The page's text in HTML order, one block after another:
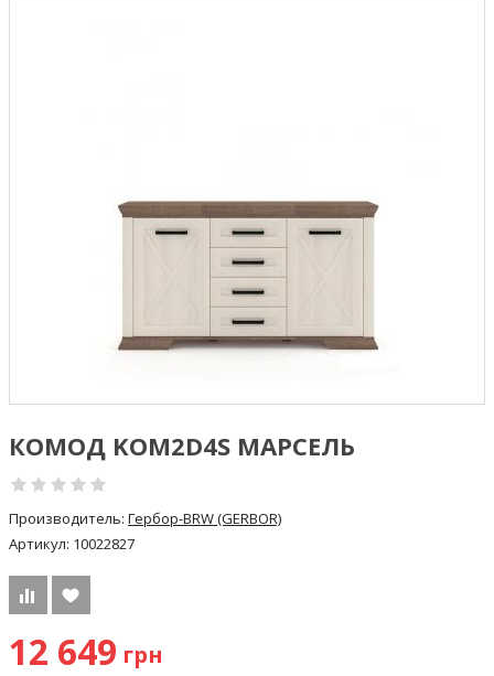
КОМОД KOM2D4S МАРСЕЛЬ
Производитель: Гербор-BRW (GERBOR)
Артикул: 10022827
12 649 грн